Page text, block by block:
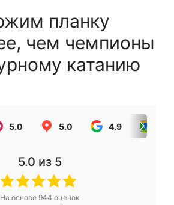
планку
чем чемпионы
катанию
5.0 5.0 4.9
5.0 из 5
На основе 944 оценок